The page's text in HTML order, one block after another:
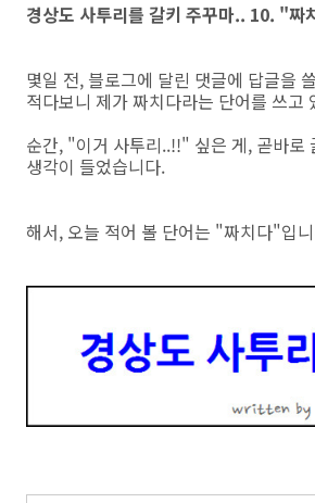
경상도 사투리를 갈키 주꾸마.. 10. "
몇일 전, 블로그에 달린 댓글에 답글을
적다보니 제가 짜치다라는 단어를 쓰고
순간, "이거 사투리..!!" 싶은 게, 곧바로
생각이 들었습니다.
해서, 오늘 적어 볼 단어는 "짜치다"입